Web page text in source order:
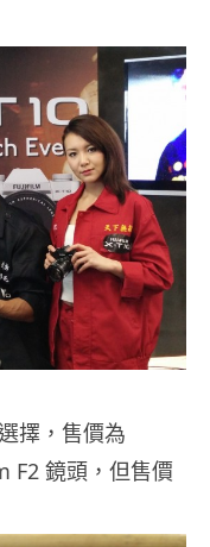
擇，售價為
F2 鏡頭，但售價